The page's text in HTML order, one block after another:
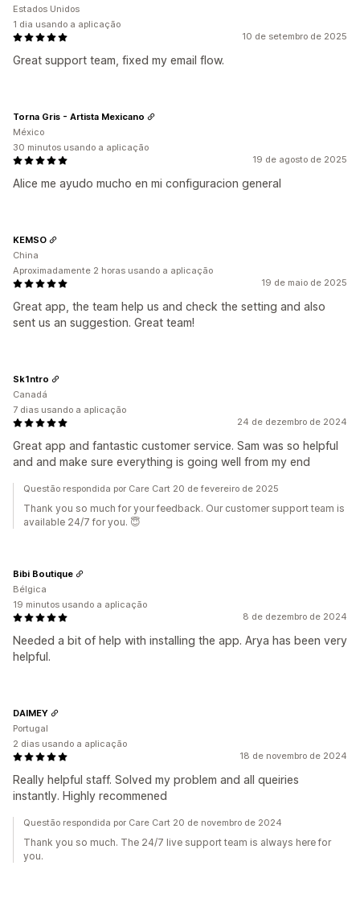
10 de setembro de 2025
Great support team, fixed my email flow.
Estados Unidos
1 dia usando a aplicação
19 de agosto de 2025
Alice me ayudo mucho en mi configuracion general
Torna Gris - Artista Mexicano
México
30 minutos usando a aplicação
19 de maio de 2025
Great app, the team help us and check the setting and also
sent us an suggestion. Great team!
KEMSO
China
Aproximadamente 2 horas usando a aplicação
24 de dezembro de 2024
Great app and fantastic customer service. Sam was so helpful
and and make sure everything is going well from my end
Sk1ntro
Canadá
7 dias usando a aplicação
Questão respondida por Care Cart 20 de fevereiro de 2025
Thank you so much for your feedback. Our customer support team is
available 24/7 for you. 😇
8 de dezembro de 2024
Needed a bit of help with installing the app. Arya has been very
helpful.
Bibi Boutique
Bélgica
19 minutos usando a aplicação
18 de novembro de 2024
Really helpful staff. Solved my problem and all queiries
instantly. Highly recommened
DAIMEY
Portugal
2 dias usando a aplicação
Questão respondida por Care Cart 20 de novembro de 2024
Thank you so much. The 24/7 live support team is always here for
you.